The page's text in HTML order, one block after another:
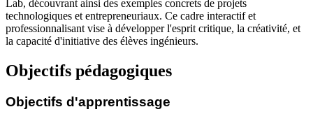
Lab, découvrant ainsi des exemples concrets de projets
technologiques et entrepreneuriaux. Ce cadre interactif et
professionnalisant vise à développer l'esprit critique, la créativité, et
la capacité d'initiative des élèves ingénieurs.
Objectifs pédagogiques
Objectifs d'apprentissage